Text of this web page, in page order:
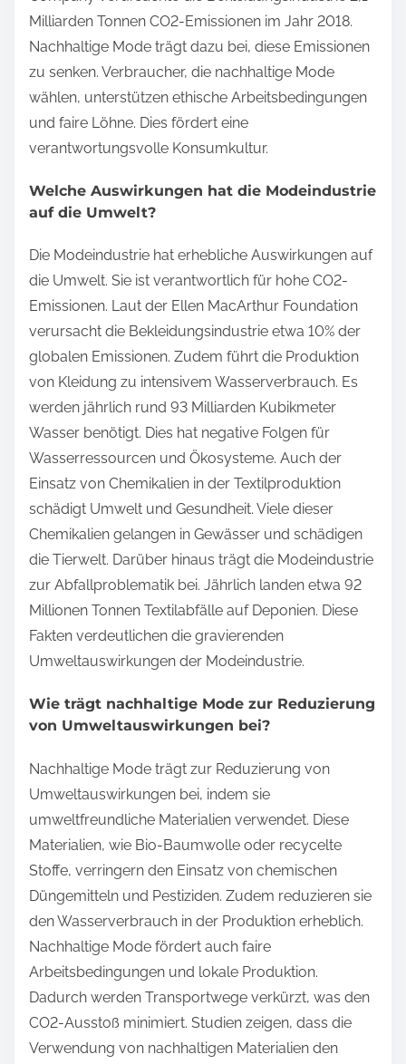
Milliarden Tonnen CO2-Emissionen im Jahr 2018.
Nachhaltige Mode trägt dazu bei, diese Emissionen
zu senken. Verbraucher, die nachhaltige Mode
wählen, unterstützen ethische Arbeitsbedingungen
und faire Löhne. Dies fördert eine
verantwortungsvolle Konsumkultur.
Welche Auswirkungen hat die Modeindustrie
auf die Umwelt?
Die Modeindustrie hat erhebliche Auswirkungen auf
die Umwelt. Sie ist verantwortlich für hohe CO2-
Emissionen. Laut der Ellen MacArthur Foundation
verursacht die Bekleidungsindustrie etwa 10% der
globalen Emissionen. Zudem führt die Produktion
von Kleidung zu intensivem Wasserverbrauch. Es
werden jährlich rund 93 Milliarden Kubikmeter
Wasser benötigt. Dies hat negative Folgen für
Wasserressourcen und Ökosysteme. Auch der
Einsatz von Chemikalien in der Textilproduktion
schädigt Umwelt und Gesundheit. Viele dieser
Chemikalien gelangen in Gewässer und schädigen
die Tierwelt. Darüber hinaus trägt die Modeindustrie
zur Abfallproblematik bei. Jährlich landen etwa 92
Millionen Tonnen Textilabfälle auf Deponien. Diese
Fakten verdeutlichen die gravierenden
Umweltauswirkungen der Modeindustrie.
Wie trägt nachhaltige Mode zur Reduzierung
von Umweltauswirkungen bei?
Nachhaltige Mode trägt zur Reduzierung von
Umweltauswirkungen bei, indem sie
umweltfreundliche Materialien verwendet. Diese
Materialien, wie Bio-Baumwolle oder recycelte
Stoffe, verringern den Einsatz von chemischen
Düngemitteln und Pestiziden. Zudem reduzieren sie
den Wasserverbrauch in der Produktion erheblich.
Nachhaltige Mode fördert auch faire
Arbeitsbedingungen und lokale Produktion.
Dadurch werden Transportwege verkürzt, was den
CO2-Ausstoß minimiert. Studien zeigen, dass die
Verwendung von nachhaltigen Materialien den